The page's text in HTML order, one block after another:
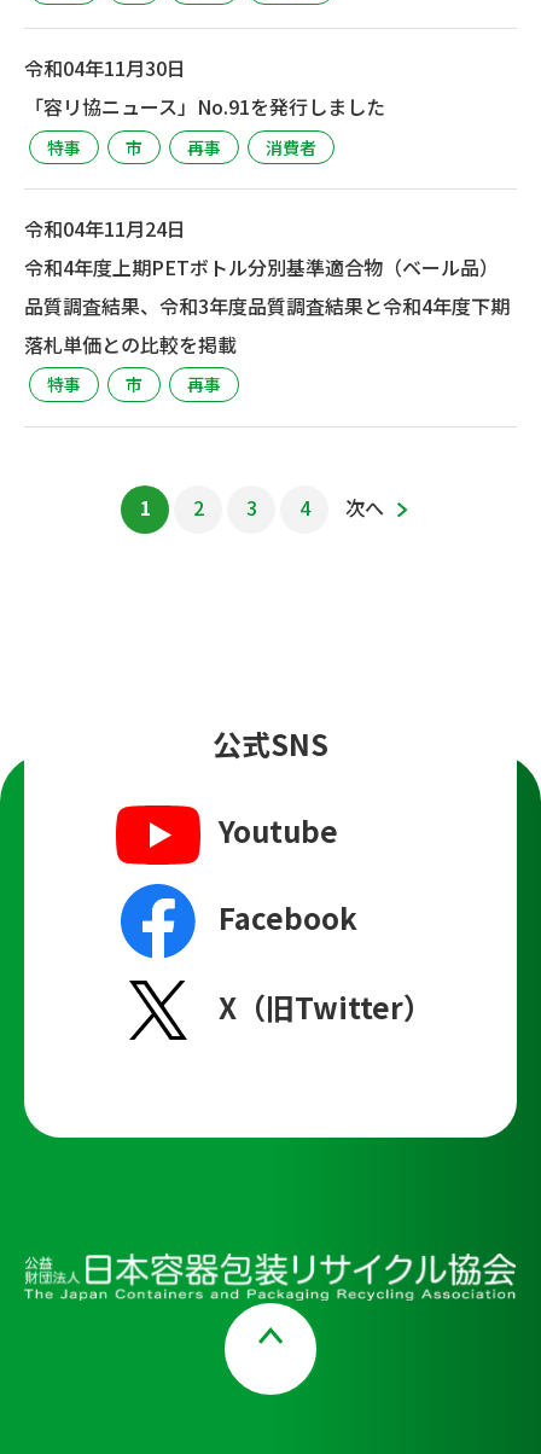
令和04年11月30日
「容リ協ニュース」No.91を発行しました
特事 市 再事 消費者
令和04年11月24日
令和4年度上期PETボトル分別基準適合物（ベール品）
品質調査結果、令和3年度品質調査結果と令和4年度下期
落札単価との比較を掲載
特事 市 再事
1 2 3 4 次へ
公式SNS
Youtube
Facebook
X（旧Twitter）